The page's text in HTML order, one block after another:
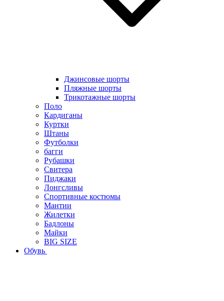
Джинсовые шорты
Пляжные шорты
Трикотажные шорты
Поло
Кардиганы
Куртки
Штаны
Футболки
багги
Рубашки
Свитера
Пиджаки
Лонгсливы
Спортивные костюмы
Мантии
Жилетки
Бадлоны
Майки
BIG SIZE
Обувь